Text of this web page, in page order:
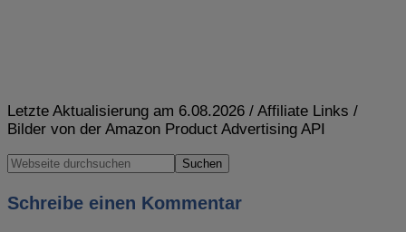
Letzte Aktualisierung am 6.08.2026 / Affiliate Links /
Bilder von der Amazon Product Advertising API
Schreibe einen Kommentar